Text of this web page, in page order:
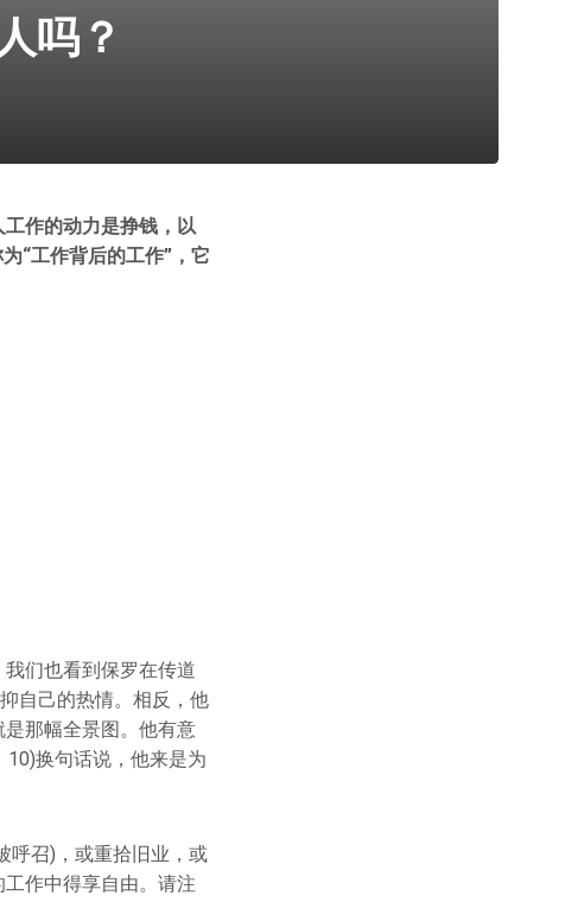
吗？
作的动力是挣钱，以
“工作背后的工作”，它
们也看到保罗在传道
自己的热情。相反，他
那幅全景图。他有意
10)换句话说，他来是为
呼召)，或重拾旧业，或
作中得享自由。请注